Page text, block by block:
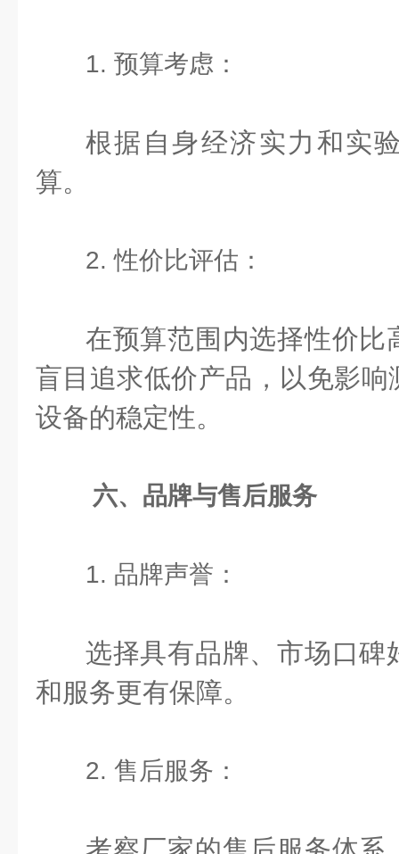
1. 预算考虑：
根据自身经济实力和实
算。
2. 性价比评估：
在预算范围内选择性价比
盲目追求低价产品，以免影
设备的稳定性。
六、品牌与售后服务
1. 品牌声誉：
选择具有品牌、市场口碑
和服务更有保障。
2. 售后服务：